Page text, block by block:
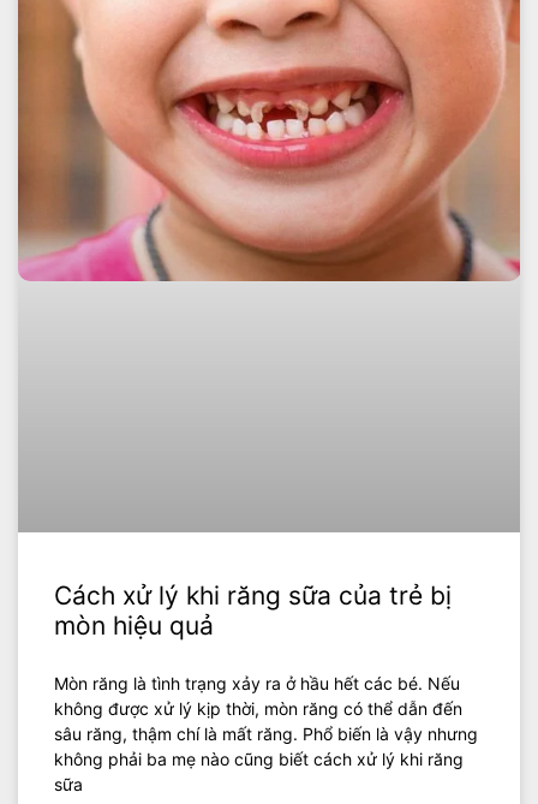
Cách xử lý khi răng sữa của trẻ bị
mòn hiệu quả
Mòn răng là tình trạng xảy ra ở hầu hết các bé. Nếu
không được xử lý kịp thời, mòn răng có thể dẫn đến
sâu răng, thậm chí là mất răng. Phổ biến là vậy nhưng
không phải ba mẹ nào cũng biết cách xử lý khi răng
sữa